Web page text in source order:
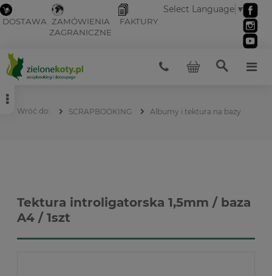
DOSTAWA ZAMÓWIENIA
ZAGRANICZNE
FAKTURY
Select Language ▼
SCRAPBOOKING Albumy i tektura na bazy
Tektura introligatorska 1,5mm / baza
A4 / 1szt